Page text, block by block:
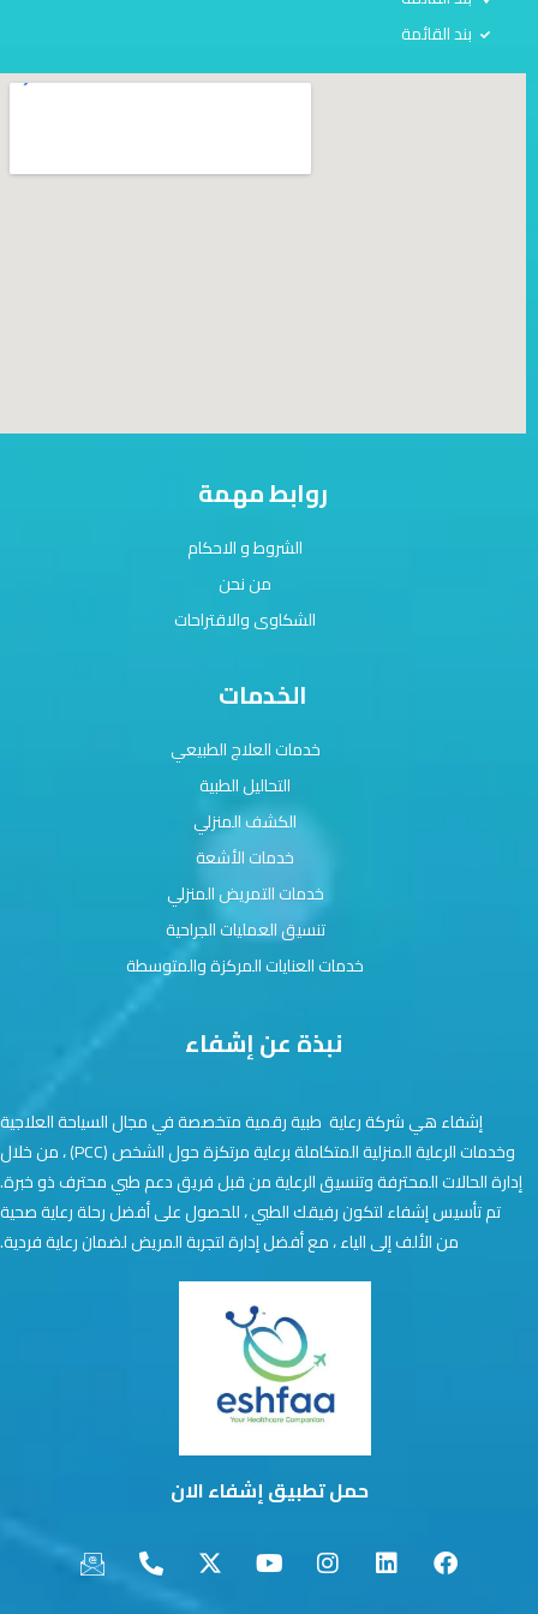
نبذة عن إشفاء
إشفاء هي شركة رعاية طبية رقمية متخصصة في مجال السياحة العلاجية
وخدمات الرعاية المنزلية المتكاملة برعاية مرتكزة حول الشخص (PCC) ، من خلال
إدارة الحالات المحترفة وتنسيق الرعاية من قبل فريق دعم طبي محترف ذو خبرة.
تم تأسيس إشفاء لتكون رفيقك الطبي ، للحصول على أفضل رحلة رعاية صحية
من الألف إلى الياء ، مع أفضل إدارة لتجربة المريض لضمان رعاية فردية.
الخدمات
خدمات العلاج الطبيعي
التحاليل الطبية
الكشف المنزلي
خدمات الأشعة
خدمات التمريض المنزلي
تنسيق العمليات الجراحية
خدمات العنايات المركزة والمتوسطة
روابط مهمة
الشروط و الاحكام
من نحن
الشكاوى والاقتراحات
بند القائمة
حمل تطبيق إشفاء الان
a
i
n
o
-
h
c
o